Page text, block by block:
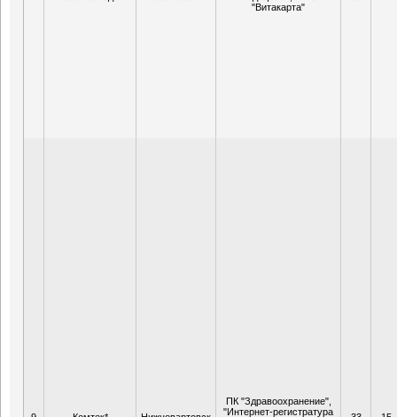
"Витакарта"
ПК "Здравоохранение",
"Интернет-регистратура